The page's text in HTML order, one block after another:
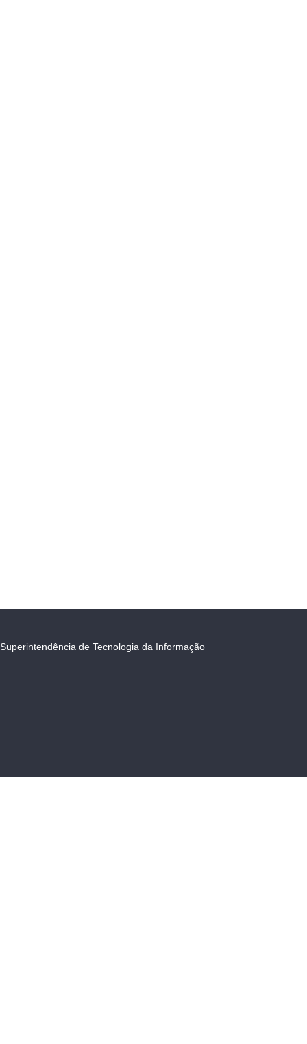
Superintendência de Tecnologia da Informação